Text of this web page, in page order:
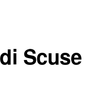
Scuse